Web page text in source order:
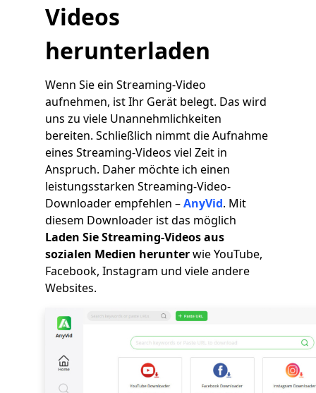
Videos
herunterladen
Wenn Sie ein Streaming-Video
aufnehmen, ist Ihr Gerät belegt. Das wird
uns zu viele Unannehmlichkeiten
bereiten. Schließlich nimmt die Aufnahme
eines Streaming-Videos viel Zeit in
Anspruch. Daher möchte ich einen
leistungsstarken Streaming-Video-
Downloader empfehlen –AnyVid. Mit
diesem Downloader ist das möglich
Laden Sie Streaming-Videos aus
sozialen Medien herunterwie YouTube,
Facebook, Instagram und viele andere
Websites.